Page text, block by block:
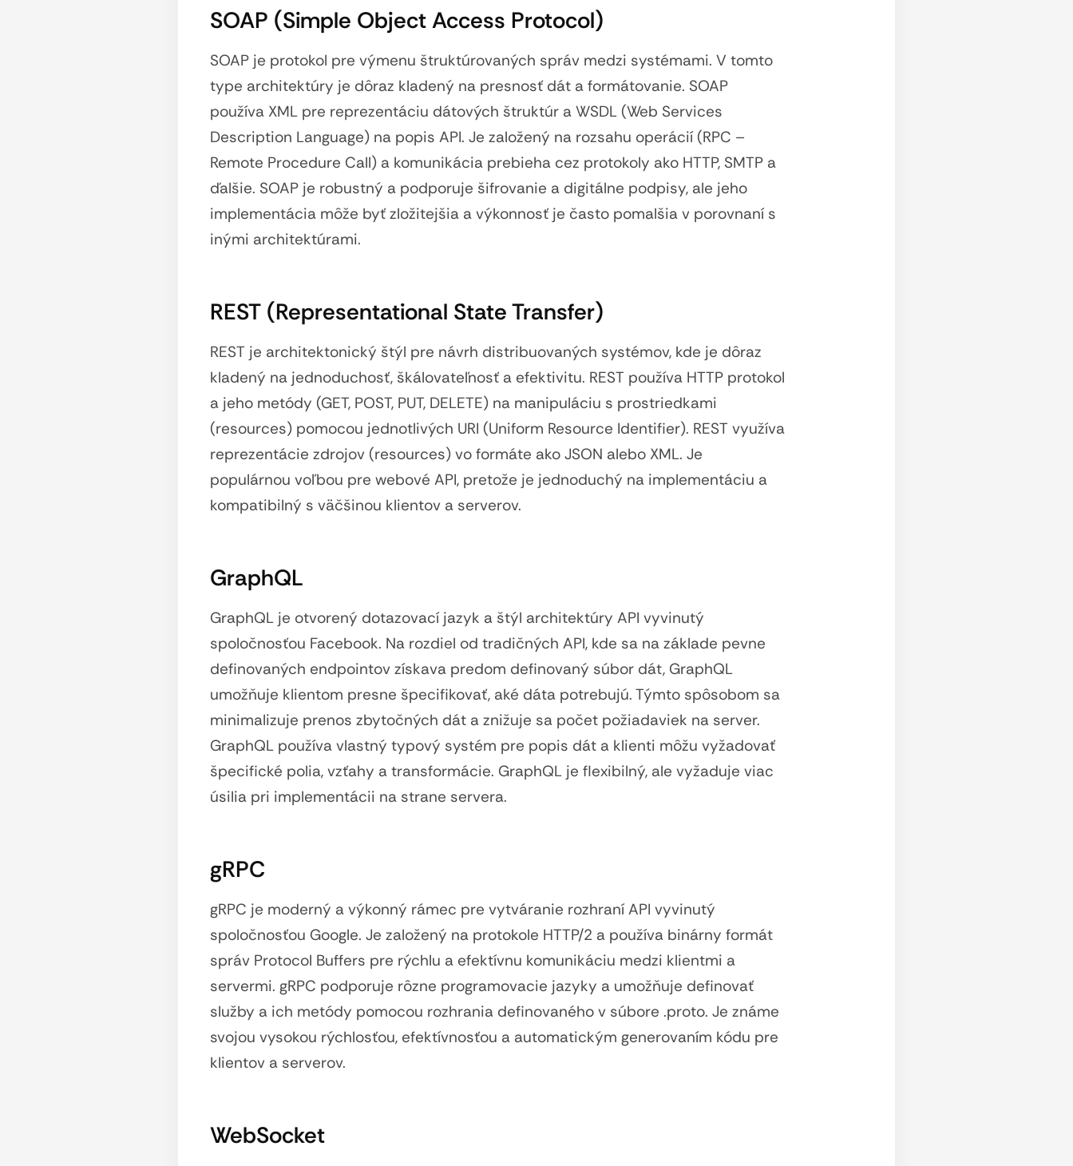
SOAP (Simple Object Access Protocol)
SOAP je protokol pre výmenu štruktúrovaných správ medzi systémami. V tomto
type architektúry je dôraz kladený na presnosť dát a formátovanie. SOAP
používa XML pre reprezentáciu dátových štruktúr a WSDL (Web Services
Description Language) na popis API. Je založený na rozsahu operácií (RPC –
Remote Procedure Call) a komunikácia prebieha cez protokoly ako HTTP, SMTP a
ďalšie. SOAP je robustný a podporuje šifrovanie a digitálne podpisy, ale jeho
implementácia môže byť zložitejšia a výkonnosť je často pomalšia v porovnaní s
inými architektúrami.
REST (Representational State Transfer)
REST je architektonický štýl pre návrh distribuovaných systémov, kde je dôraz
kladený na jednoduchosť, škálovateľnosť a efektivitu. REST používa HTTP protokol
a jeho metódy (GET, POST, PUT, DELETE) na manipuláciu s prostriedkami
(resources) pomocou jednotlivých URI (Uniform Resource Identifier). REST využíva
reprezentácie zdrojov (resources) vo formáte ako JSON alebo XML. Je
populárnou voľbou pre webové API, pretože je jednoduchý na implementáciu a
kompatibilný s väčšinou klientov a serverov.
GraphQL
GraphQL je otvorený dotazovací jazyk a štýl architektúry API vyvinutý
spoločnosťou Facebook. Na rozdiel od tradičných API, kde sa na základe pevne
definovaných endpointov získava predom definovaný súbor dát, GraphQL
umožňuje klientom presne špecifikovať, aké dáta potrebujú. Týmto spôsobom sa
minimalizuje prenos zbytočných dát a znižuje sa počet požiadaviek na server.
GraphQL používa vlastný typový systém pre popis dát a klienti môžu vyžadovať
špecifické polia, vzťahy a transformácie. GraphQL je flexibilný, ale vyžaduje viac
úsilia pri implementácii na strane servera.
gRPC
gRPC je moderný a výkonný rámec pre vytváranie rozhraní API vyvinutý
spoločnosťou Google. Je založený na protokole HTTP/2 a používa binárny formát
správ Protocol Buffers pre rýchlu a efektívnu komunikáciu medzi klientmi a
servermi. gRPC podporuje rôzne programovacie jazyky a umožňuje definovať
služby a ich metódy pomocou rozhrania definovaného v súbore .proto. Je známe
svojou vysokou rýchlosťou, efektívnosťou a automatickým generovaním kódu pre
klientov a serverov.
WebSocket